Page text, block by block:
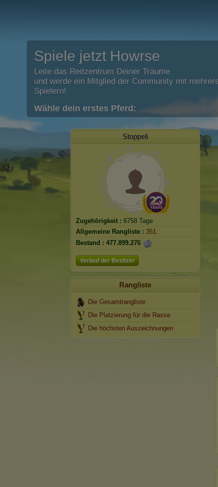
Spiele jetzt Howrse
Leite das Reitzentrum Deiner Träume
und werde ein Mitglied der Community mit
Spielern!
Wähle dein erstes Pferd:
Stoppeli
Zugehörigkeit : 6758 Tage
Allgemeine Rangliste : 351.
Bestand : 477.899.276
Verlauf der Besitzer
Rangliste
Die Gesamtrangliste
Die Platzierung für die Rasse
Die höchsten Auszeichnungen